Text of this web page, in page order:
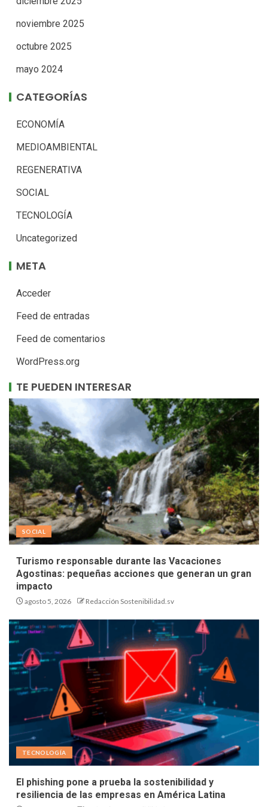
noviembre 2025
octubre 2025
mayo 2024
CATEGORÍAS
ECONOMÍA
MEDIOAMBIENTAL
REGENERATIVA
SOCIAL
TECNOLOGÍA
Uncategorized
META
Acceder
Feed de entradas
Feed de comentarios
WordPress.org
TE PUEDEN INTERESAR
SOCIAL
Turismo responsable durante las Vacaciones
Agostinas: pequeñas acciones que generan un gran
impacto
agosto 5, 2026 Redacción Sostenibilidad.sv
TECNOLOGÍA
El phishing pone a prueba la sostenibilidad y
resiliencia de las empresas en América Latina